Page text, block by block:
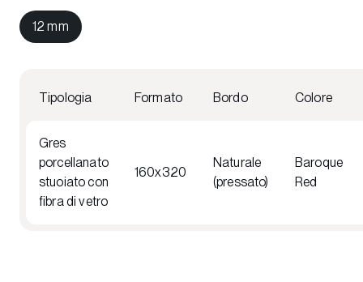
12 mm
Tipologia Formato Bordo Colore
Gres
porcellanato
stuoiato con
fibra di vetro
160x320
Naturale
(pressato)
Baroque
Red